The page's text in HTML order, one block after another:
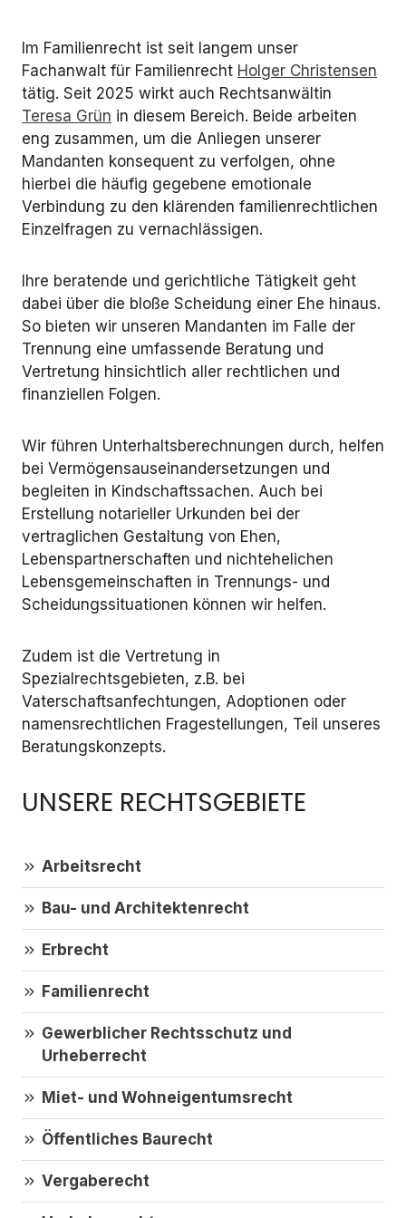
Im Familienrecht ist seit langem unser
Fachanwalt für Familienrecht Holger Christensen
tätig. Seit 2025 wirkt auch Rechtsanwältin
Teresa Grün in diesem Bereich. Beide arbeiten
eng zusammen, um die Anliegen unserer
Mandanten konsequent zu verfolgen, ohne
hierbei die häufig gegebene emotionale
Verbindung zu den klärenden familienrechtlichen
Einzelfragen zu vernachlässigen.
Ihre beratende und gerichtliche Tätigkeit geht
dabei über die bloße Scheidung einer Ehe hinaus.
So bieten wir unseren Mandanten im Falle der
Trennung eine umfassende Beratung und
Vertretung hinsichtlich aller rechtlichen und
finanziellen Folgen.
Wir führen Unterhaltsberechnungen durch, helfen
bei Vermögensauseinandersetzungen und
begleiten in Kindschaftssachen. Auch bei
Erstellung notarieller Urkunden bei der
vertraglichen Gestaltung von Ehen,
Lebenspartnerschaften und nichtehelichen
Lebensgemeinschaften in Trennungs- und
Scheidungssituationen können wir helfen.
Zudem ist die Vertretung in
Spezialrechtsgebieten, z.B. bei
Vaterschaftsanfechtungen, Adoptionen oder
namensrechtlichen Fragestellungen, Teil unseres
Beratungskonzepts.
UNSERE RECHTSGEBIETE
Arbeitsrecht
Bau- und Architektenrecht
Erbrecht
Familienrecht
Gewerblicher Rechtsschutz und
Urheberrecht
Miet- und Wohneigentumsrecht
Öffentliches Baurecht
Vergaberecht